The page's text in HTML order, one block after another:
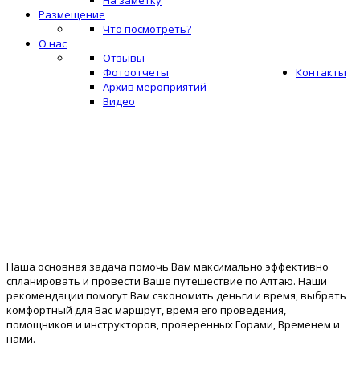
Размещение
Что посмотреть?
О нас
Отзывы
Фотоотчеты
Архив мероприятий
Видео
Контакты
Наша основная задача помочь Вам максимально эффективно
спланировать и провести Ваше путешествие по Алтаю. Наши
рекомендации помогут Вам сэкономить деньги и время, выбрать
комфортный для Вас маршрут, время его проведения,
помощников и инструкторов, проверенных Горами, Временем и
нами.